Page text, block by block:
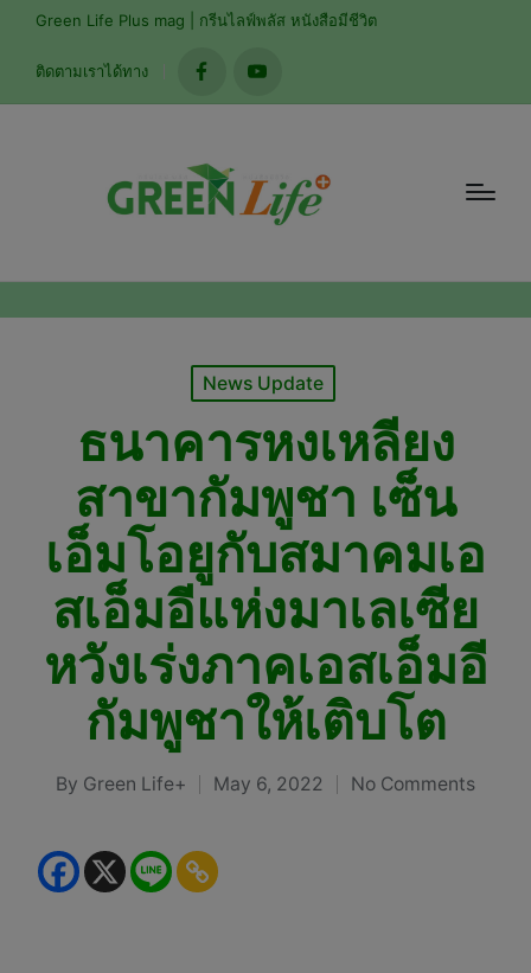
Green Life Plus mag | กรีนไลฟ์พลัส หนังสือมีชีวิต
ติดตามเราได้ทาง
facebookyoutube
Posted
News Update
ธนาคารหงเหลียง
สาขากัมพูชา เซ็น
เอ็มโอยูกับสมาคมเอ
สเอ็มอีแห่งมาเลเซีย
หวังเร่งภาคเอสเอ็มอี
กัมพูชาให้เติบโต
Posted
By Green Life+ May 6, 2022 No Comments